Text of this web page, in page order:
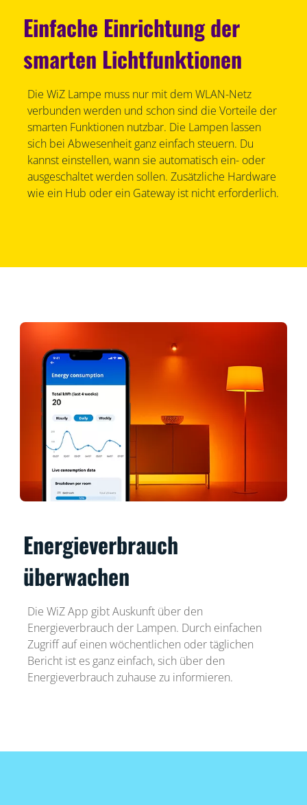
Einfache Einrichtung der
smarten Lichtfunktionen
Die WiZ Lampe muss nur mit dem WLAN-Netz
verbunden werden und schon sind die Vorteile der
smarten Funktionen nutzbar. Die Lampen lassen
sich bei Abwesenheit ganz einfach steuern. Du
kannst einstellen, wann sie automatisch ein- oder
ausgeschaltet werden sollen. Zusätzliche Hardware
wie ein Hub oder ein Gateway ist nicht erforderlich.
Energieverbrauch
überwachen
Die WiZ App gibt Auskunft über den
Energieverbrauch der Lampen. Durch einfachen
Zugriff auf einen wöchentlichen oder täglichen
Bericht ist es ganz einfach, sich über den
Energieverbrauch zuhause zu informieren.